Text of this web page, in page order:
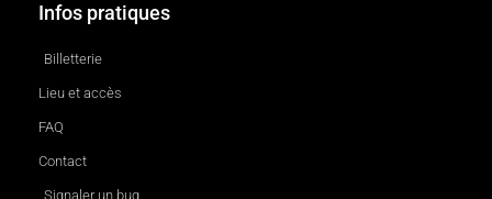
Infos pratiques
Billetterie
Lieu et accès
FAQ
Contact
Signaler un bug